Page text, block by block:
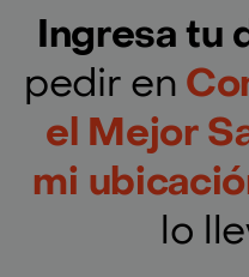
Ingresa tu
pedir en
el Mejor
mi
lo